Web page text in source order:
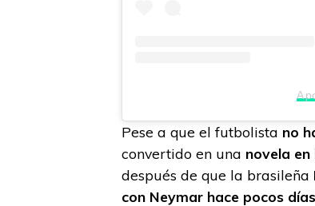
A
Pese a que el futbolista no
convertido en una novela
después de que la brasileña
con Neymar hace pocos